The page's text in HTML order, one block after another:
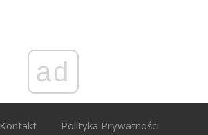
ad
Kontakt Polityka Prywatności